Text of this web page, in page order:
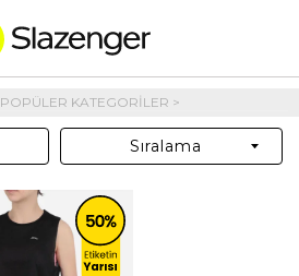
POPÜLER KATEGORİLER
Sıralama